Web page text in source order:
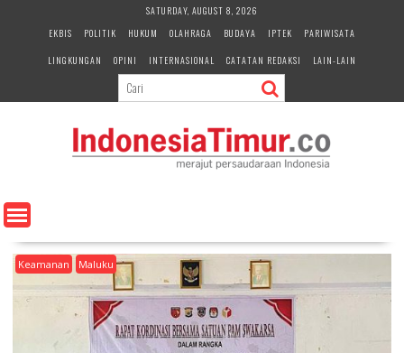
e
n
SATURDAY, AUGUST 8, 2026
EKBIS
POLITIK HUKUM OLAHRAGA BUDAYA IPTEK
PARIWISATA
LINGKUNGAN
OPINI INTERNASIONAL CATATAN REDAKSI LAIN-LAIN
Keamanan Maluku